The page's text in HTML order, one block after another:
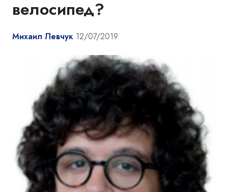
велосипед?
Михаил Левчук 12/07/2019